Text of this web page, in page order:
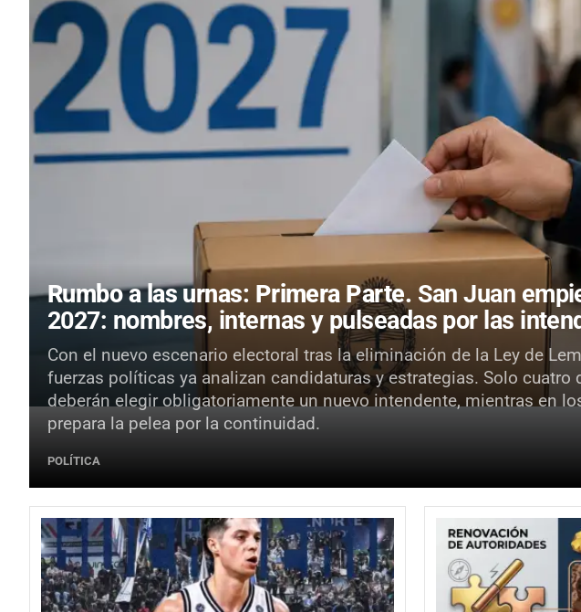
Rumbo a las urnas: Primera Parte. San Juan
2027: nombres, internas y pulseadas por las
Con el nuevo escenario electoral tras la eliminación de la Ley de
fuerzas políticas ya analizan candidaturas y estrategias. Solo cuatro
deberán elegir obligatoriamente un nuevo intendente, mientras en
prepara la pelea por la continuidad.
POLÍTICA